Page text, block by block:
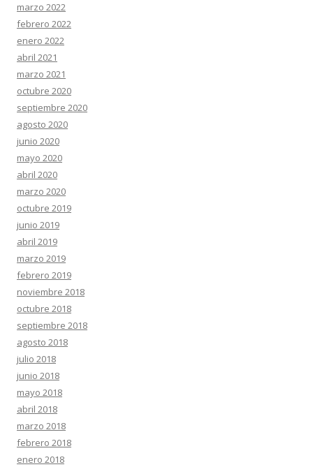
marzo 2022
febrero 2022
enero 2022
abril 2021
marzo 2021
octubre 2020
septiembre 2020
agosto 2020
junio 2020
mayo 2020
abril 2020
marzo 2020
octubre 2019
junio 2019
abril 2019
marzo 2019
febrero 2019
noviembre 2018
octubre 2018
septiembre 2018
agosto 2018
julio 2018
junio 2018
mayo 2018
abril 2018
marzo 2018
febrero 2018
enero 2018